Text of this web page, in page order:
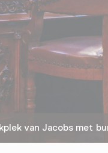
van Jacobs met